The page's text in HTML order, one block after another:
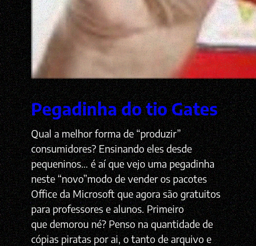
Pegadinha do tio Gates
Qual a melhor forma de “produzir”
consumidores? Ensinando eles desde
pequeninos… é aí que vejo uma pegadinha
neste “novo”modo de vender os pacotes
Office da Microsoft que agora são gratuitos
para professores e alunos. Primeiro
que demorou né? Penso na quantidade de
cópias piratas por ai, o tanto de arquivo e